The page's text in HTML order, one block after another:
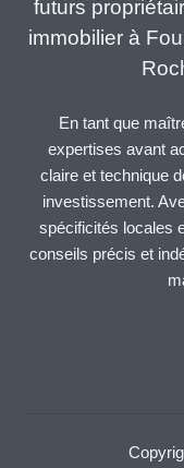
futurs
immobilier à
En tant que
expertises avant
claire et technique
investissement.
spécificités locales
conseils précis et